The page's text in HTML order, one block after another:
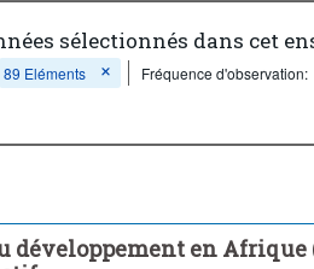
sélectionnés dans cet
89 Eléments
Fréquence d'observation:
développement en Afrique